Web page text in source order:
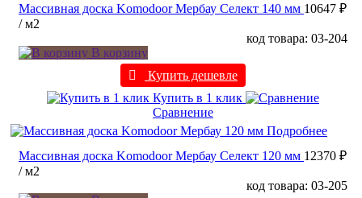
Массивная доска Komodoor Мербау Селект 140 мм 10647 ₽
/ м2
код товара: 03-204
В корзину
Купить дешевле
Купить в 1 клик
Сравнение
Подробнее
Массивная доска Komodoor Мербау Селект 120 мм 12370 ₽
/ м2
код товара: 03-205